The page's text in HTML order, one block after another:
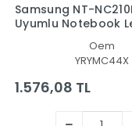
Samsung NT-
Uyumlu Notebook
Oem
YRYMC44X
1.576,08 TL